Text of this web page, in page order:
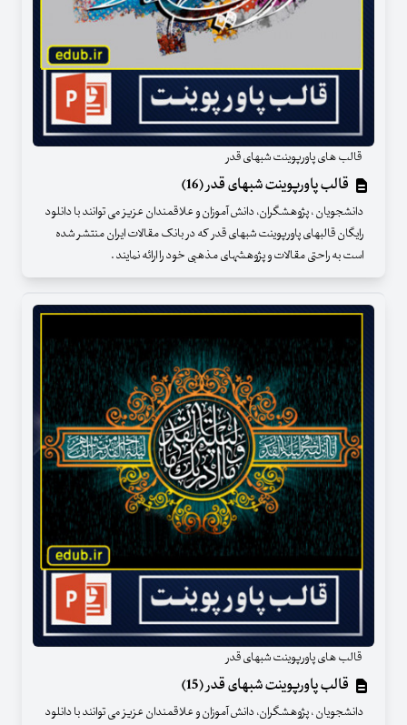
قالب های پاورپوینت شبهای قدر
قالب پاورپوینت شبهای قدر (16)
دانشجویان ، پژوهشگران، دانش آموزان و علاقمندان عزیز می توانند با دانلود
رایگان قالبهای پاورپوینت شبهای قدر که در بانک مقالات ایران منتشر شده
است به راحتی مقالات و پژوهشهای مذهبی خود را ارائه نمایند .
قالب های پاورپوینت شبهای قدر
قالب پاورپوینت شبهای قدر (15)
دانشجویان ، پژوهشگران، دانش آموزان و علاقمندان عزیز می توانند با دانلود